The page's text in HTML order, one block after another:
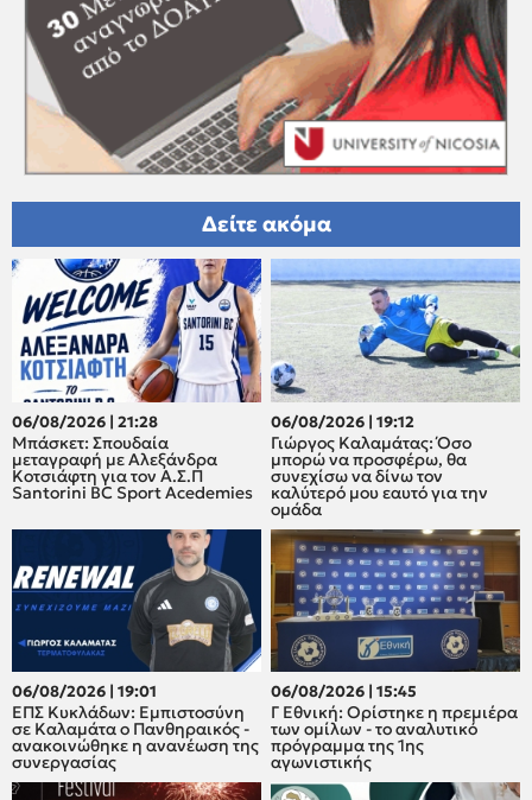
Δείτε ακόμα
06/08/2026 | 21:28
Μπάσκετ: Σπουδαία
μεταγραφή με Αλεξάνδρα
Κοτσιάφτη για τον A.Σ.Π
Santorini BC Sport Acedemies
06/08/2026 | 19:12
Γιώργος Καλαμάτας: Όσο
μπορώ να προσφέρω, θα
συνεχίσω να δίνω τον
καλύτερό μου εαυτό για την
ομάδα
06/08/2026 | 19:01
ΕΠΣ Κυκλάδων: Εμπιστοσύνη
σε Καλαμάτα ο Πανθηραικός -
ανακοινώθηκε η ανανέωση της
συνεργασίας
06/08/2026 | 15:45
Γ Εθνική: Ορίστηκε η πρεμιέρα
των ομίλων - το αναλυτικό
πρόγραμμα της 1ης
αγωνιστικής